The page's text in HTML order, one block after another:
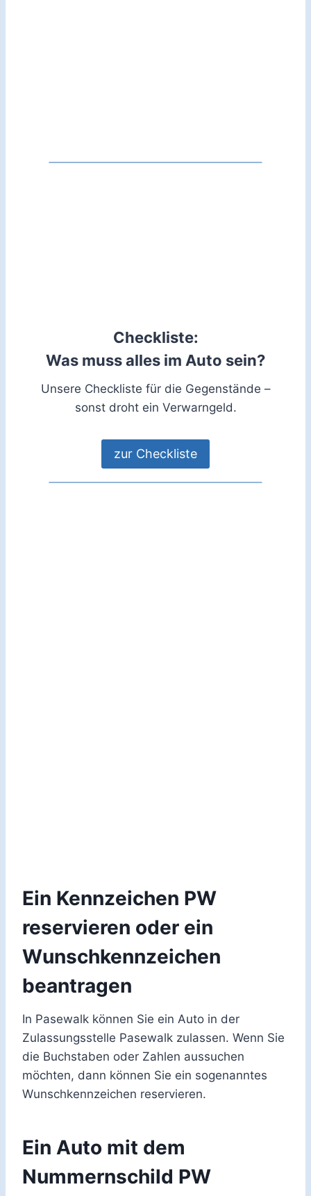
Checkliste:
Was muss alles im Auto sein?
Unsere Checkliste für die Gegenstände –
sonst droht ein Verwarngeld.
zur Checkliste
Ein Kennzeichen PW
reservieren oder ein
Wunschkennzeichen
beantragen
In Pasewalk können Sie ein Auto in der
Zulassungsstelle Pasewalk zulassen. Wenn Sie
die Buchstaben oder Zahlen aussuchen
möchten, dann können Sie ein sogenanntes
Wunschkennzeichen reservieren.
Ein Auto mit dem
Nummernschild PW